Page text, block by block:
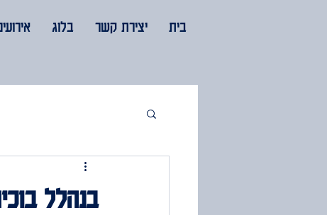
בלוג יצירת קשר בית
בנהלל